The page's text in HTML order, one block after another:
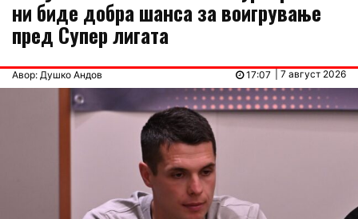
ни биде добра шанса за воигрување
пред Супер лигата
Авор: Душко Андов | 7 август 2026
17:07